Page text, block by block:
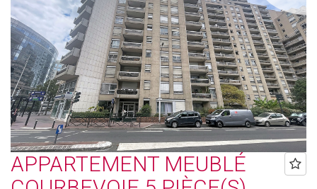
APPARTEMENT MEUBLÉ